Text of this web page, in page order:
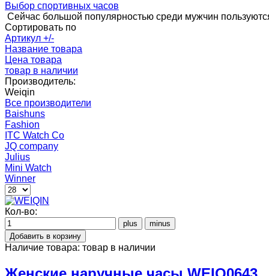
Выбор спортивных часов
Сейчас большой популярностью среди мужчин
Сортировать по
Артикул +/-
Название товара
Цена товара
товар в наличии
Производитель:
Weiqin
Все производители
Baishuns
Fashion
ITC Watch Co
JQ company
Julius
Mini Watch
Winner
Кол-во:
Наличие товара: товар в наличии